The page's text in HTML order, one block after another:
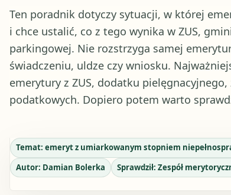
Ten poradnik dotyczy sytuacji, w której
i chce ustalić, co z tego wynika w ZUS,
parkingowej. Nie rozstrzyga samej
świadczeniu, uldze czy wniosku.
emerytury z ZUS, dodatku
podatkowych. Dopiero potem warto
Temat: emeryt z umiarkowanym stopniem
Autor: Damian Bolerka Sprawdził: Zespół